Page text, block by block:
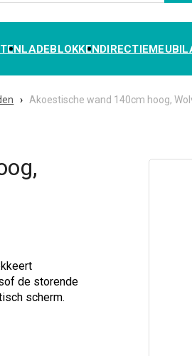
LADEBLOKKEN
› Akoestische wand 140cm hoog,
de storende
scherm.